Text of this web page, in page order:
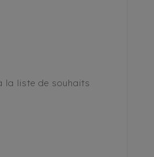
la liste de souhaits